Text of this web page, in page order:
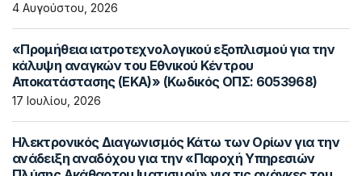
4 Αυγούστου, 2026
«Προμήθεια ιατροτεχνολογικού εξοπλισμού για την
κάλυψη αναγκών του Εθνικού Κέντρου
Αποκατάστασης (ΕΚΑ)» (Κωδικός ΟΠΣ: 6053968)
17 Ιουλίου, 2026
Ηλεκτρονικός Διαγωνισμός Κάτω των Ορίων για την
ανάδειξη αναδόχου για την «Παροχή Υπηρεσιών